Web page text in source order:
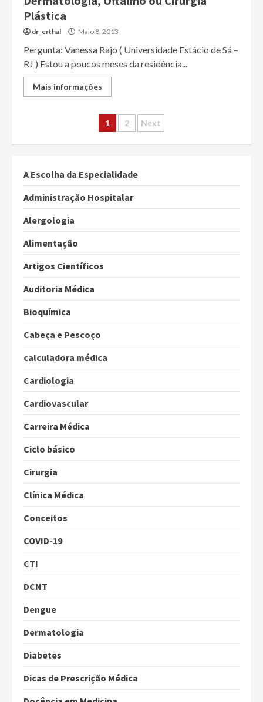
Plástica
dr_erthal Maio 8, 2013
Pergunta: Vanessa Rajo ( Universidade Estácio de Sá –
RJ ) Estou a poucos meses da residência...
Mais informações
Paginação
dos
conteúdos
1 2 Next
A Escolha da Especialidade
Administração Hospitalar
Alergologia
Alimentação
Artigos Científicos
Auditoria Médica
Bioquímica
Cabeça e Pescoço
calculadora médica
Cardiologia
Cardiovascular
Carreira Médica
Ciclo básico
Cirurgia
Clínica Médica
Conceitos
COVID-19
CTI
DCNT
Dengue
Dermatologia
Diabetes
Dicas de Prescrição Médica